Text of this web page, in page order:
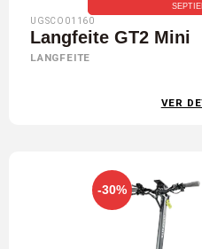
UGSCO01160
Langfeite GT2 Mini
LANGFEITE
VER
-30%